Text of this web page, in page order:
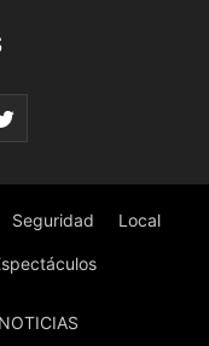
Seguridad Local